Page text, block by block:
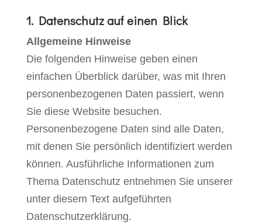
1. Datenschutz auf einen Blick
Allgemeine Hinweise
Die folgenden Hinweise geben einen
einfachen Überblick darüber, was mit Ihren
personenbezogenen Daten passiert, wenn
Sie diese Website besuchen.
Personenbezogene Daten sind alle Daten,
mit denen Sie persönlich identifiziert werden
können. Ausführliche Informationen zum
Thema Datenschutz entnehmen Sie unserer
unter diesem Text aufgeführten
Datenschutzerklärung.